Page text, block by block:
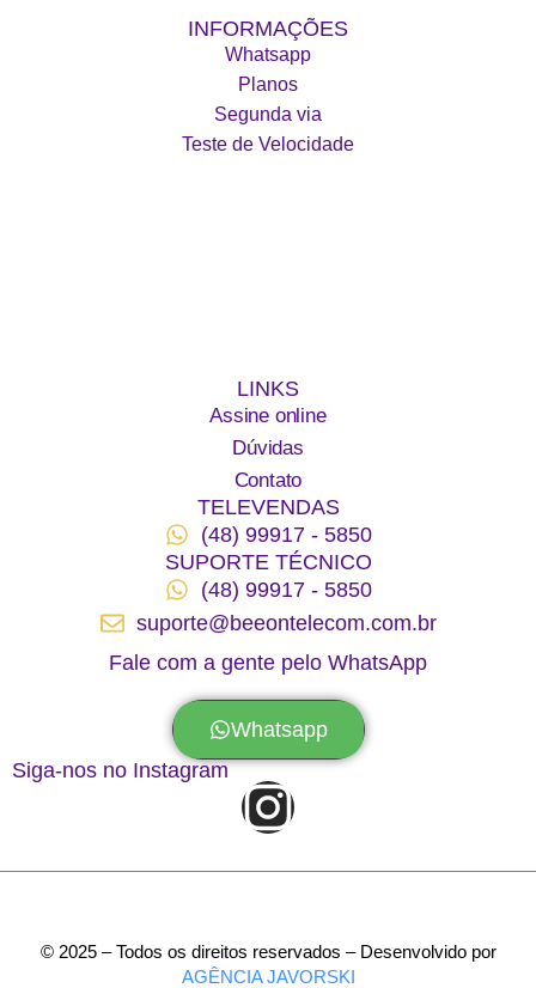
INFORMAÇÕES
Whatsapp
Planos
Segunda via
Teste de Velocidade
LINKS
Assine online
Dúvidas
Contato
TELEVENDAS
(48) 99917 - 5850
SUPORTE TÉCNICO
(48) 99917 - 5850
suporte@beeontelecom.com.br
Fale com a gente pelo WhatsApp
Whatsapp
Siga-nos no Instagram
© 2025 – Todos os direitos reservados – Desenvolvido por
AGÊNCIA JAVORSKI